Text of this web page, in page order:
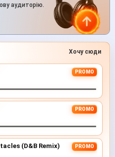
аудиторію.
Хочу сюди
PROMO
PROMO
(D&B Remix) PROMO